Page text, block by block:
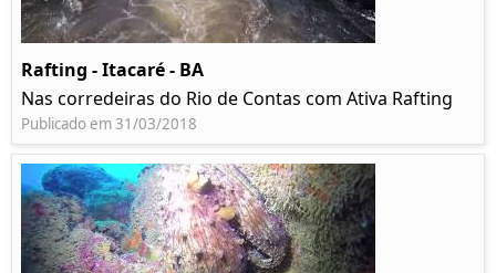
Rafting - Itacaré - BA
Nas corredeiras do Rio de Contas com Ativa Rafting
Publicado em 31/03/2018